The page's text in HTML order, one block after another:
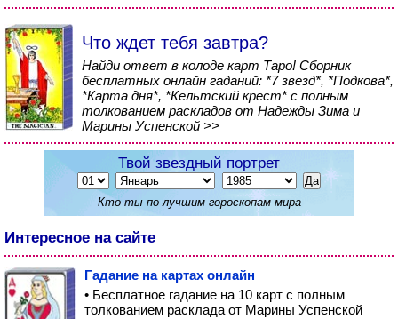
Что ждет тебя завтра?
Найди ответ в колоде карт Таро! Сборник
бесплатных онлайн гаданий: *7 звезд*, *Подкова*,
*Карта дня*, *Кельтский крест* с полным
толкованием раскладов от Надежды Зима и
Марины Успенской >>
Твой звездный портрет
Кто ты по лучшим гороскопам мира
Интересное на сайте
Гадание на картах онлайн
• Бесплатное гадание на 10 карт с полным
толкованием расклада от Марины Успенской